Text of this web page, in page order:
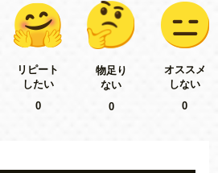
リピート
したい
0
物足り
ない
0
オススメ
しない
0